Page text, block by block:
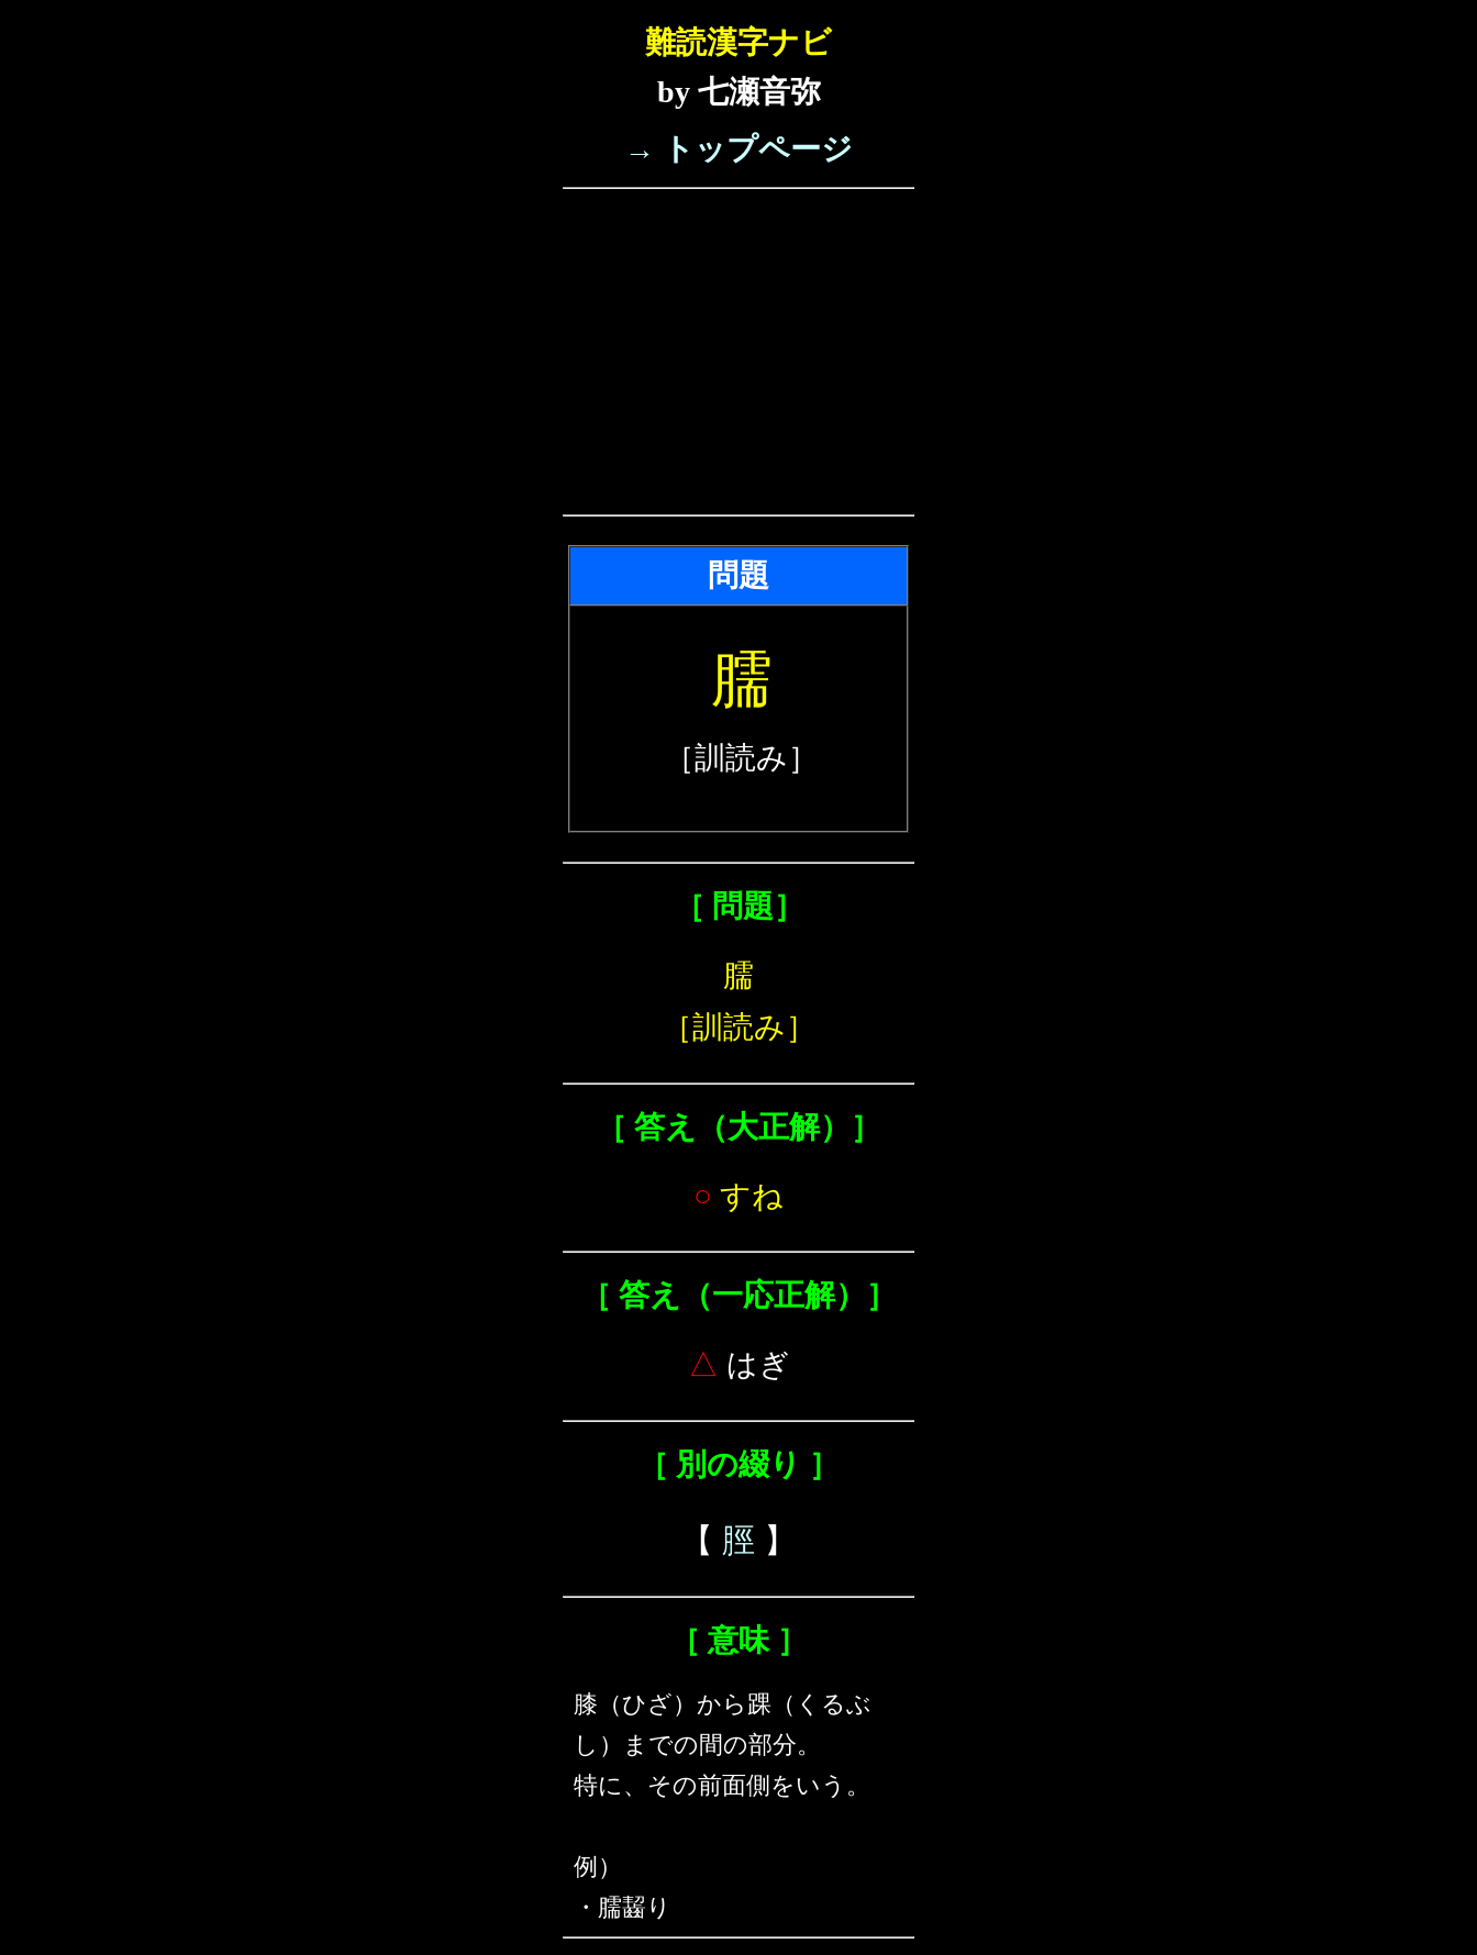
難読漢字ナビ
by 七瀬音弥
→ トップページ
問題
臑
［訓読み］
［ 問題］
臑
［訓読み］
［ 答え（大正解）］
○ すね
［ 答え（一応正解）］
△ はぎ
［ 別の綴り ］
【 脛 】
［ 意味 ］
膝（ひざ）から踝（くるぶ
し）までの間の部分。
特に、その前面側をいう。
例）
・臑齧り